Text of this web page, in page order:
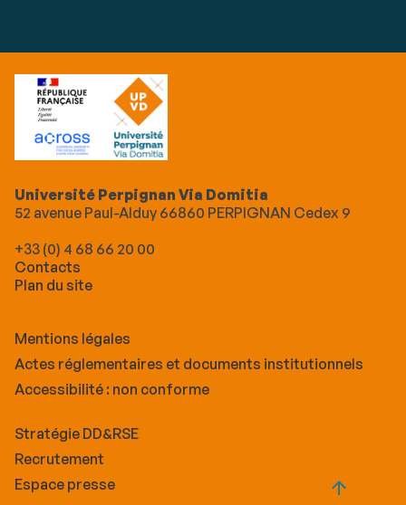
Université Perpignan Via Domitia
52 avenue Paul-Alduy 66860 PERPIGNAN Cedex 9
+33 (0) 4 68 66 20 00
Contacts
Plan du site
Mentions légales
Actes réglementaires et documents institutionnels
Accessibilité : non conforme
Stratégie DD&RSE
Recrutement
Espace presse